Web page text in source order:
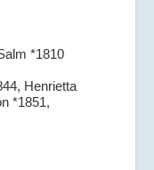
*1810
Henrietta
*1851,